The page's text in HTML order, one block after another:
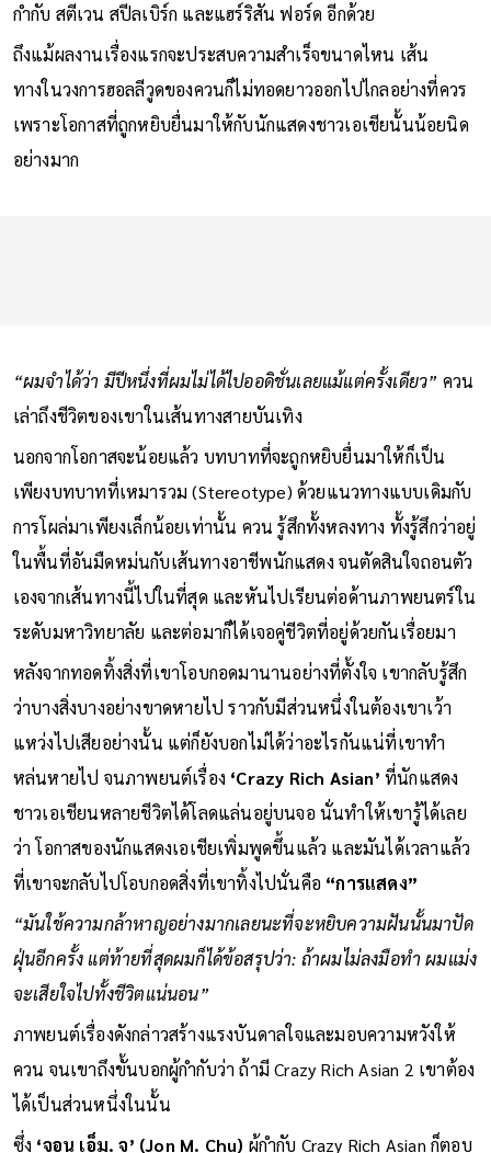
กำกับ สตีเวน สปีลเบิร์ก และแฮร์ริสัน ฟอร์ด อีกด้วย
ถึงแม้ผลงานเรื่องแรกจะประสบความสำเร็จขนาดไหน เส้น
ทางในวงการฮอลลีวูดของควนก็ไม่ทอดยาวออกไปไกลอย่างที่ควร
เพราะโอกาสที่ถูกหยิบยื่นมาให้กับนักแสดงชาวเอเชียนั้นน้อยนิด
อย่างมาก
“ผมจำได้ว่า มีปีหนึ่งที่ผมไม่ได้ไปออดิชั่นเลยแม้แต่ครั้งเดียว” ควน
เล่าถึงชีวิตของเขาในเส้นทางสายบันเทิง
นอกจากโอกาสจะน้อยแล้ว บทบาทที่จะถูกหยิบยื่นมาให้ก็เป็น
เพียงบทบาทที่เหมารวม (Stereotype) ด้วยแนวทางแบบเดิมกับ
การโผล่มาเพียงเล็กน้อยเท่านั้น ควน รู้สึกทั้งหลงทาง ทั้งรู้สึกว่าอยู่
ในพื้นที่อันมืดหม่นกับเส้นทางอาชีพนักแสดง จนตัดสินใจถอนตัว
เองจากเส้นทางนี้ไปในที่สุด และหันไปเรียนต่อด้านภาพยนตร์ใน
ระดับมหาวิทยาลัย และต่อมาก็ได้เจอคู่ชีวิตที่อยู่ด้วยกันเรื่อยมา
หลังจากทอดทิ้งสิ่งที่เขาโอบกอดมานานอย่างที่ตั้งใจ เขากลับรู้สึก
ว่าบางสิ่งบางอย่างขาดหายไป ราวกับมีส่วนหนึ่งในต้องเขาเว้า
แหว่งไปเสียอย่างนั้น แต่ก็ยังบอกไม่ได้ว่าอะไรกันแน่ที่เขาทำ
หล่นหายไป จนภาพยนต์เรื่อง ‘Crazy Rich Asian’ที่นักแสดง
ชาวเอเชียนหลายชีวิตได้โลดแล่นอยู่บนจอ นั่นทำให้เขารู้ได้เลย
ว่า โอกาสของนักแสดงเอเชียเพิ่มพูดขึ้นแล้ว และมันได้เวลาแล้ว
ที่เขาจะกลับไปโอบกอดสิ่งที่เขาทิ้งไปนั่นคือ “การแสดง”
“มันใช้ความกล้าหาญอย่างมากเลยนะที่จะหยิบความฝันนั้นมาปัด
ฝุ่นอีกครั้ง แต่ท้ายที่สุดผมก็ได้ข้อสรุปว่า: ถ้าผมไม่ลงมือทำ ผมแม่ง
จะเสียใจไปทั้งชีวิตแน่นอน”
ภาพยนต์เรื่องดังกล่าวสร้างแรงบันดาลใจและมอบความหวังให้
ควน จนเขาถึงขั้นบอกผู้กำกับว่า ถ้ามี Crazy Rich Asian 2 เขาต้อง
ได้เป็นส่วนหนึ่งในนั้น
ซึ่ง ‘จอน เอ็ม. จู’ (Jon M. Chu) ผู้กำกับ Crazy Rich Asian ก็ตอบ